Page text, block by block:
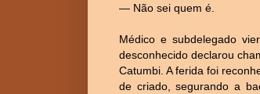
— Não sei quem é.
Médico e subdelegado
desconhecido declarou
Catumbi. A ferida foi
de criado, segurando a